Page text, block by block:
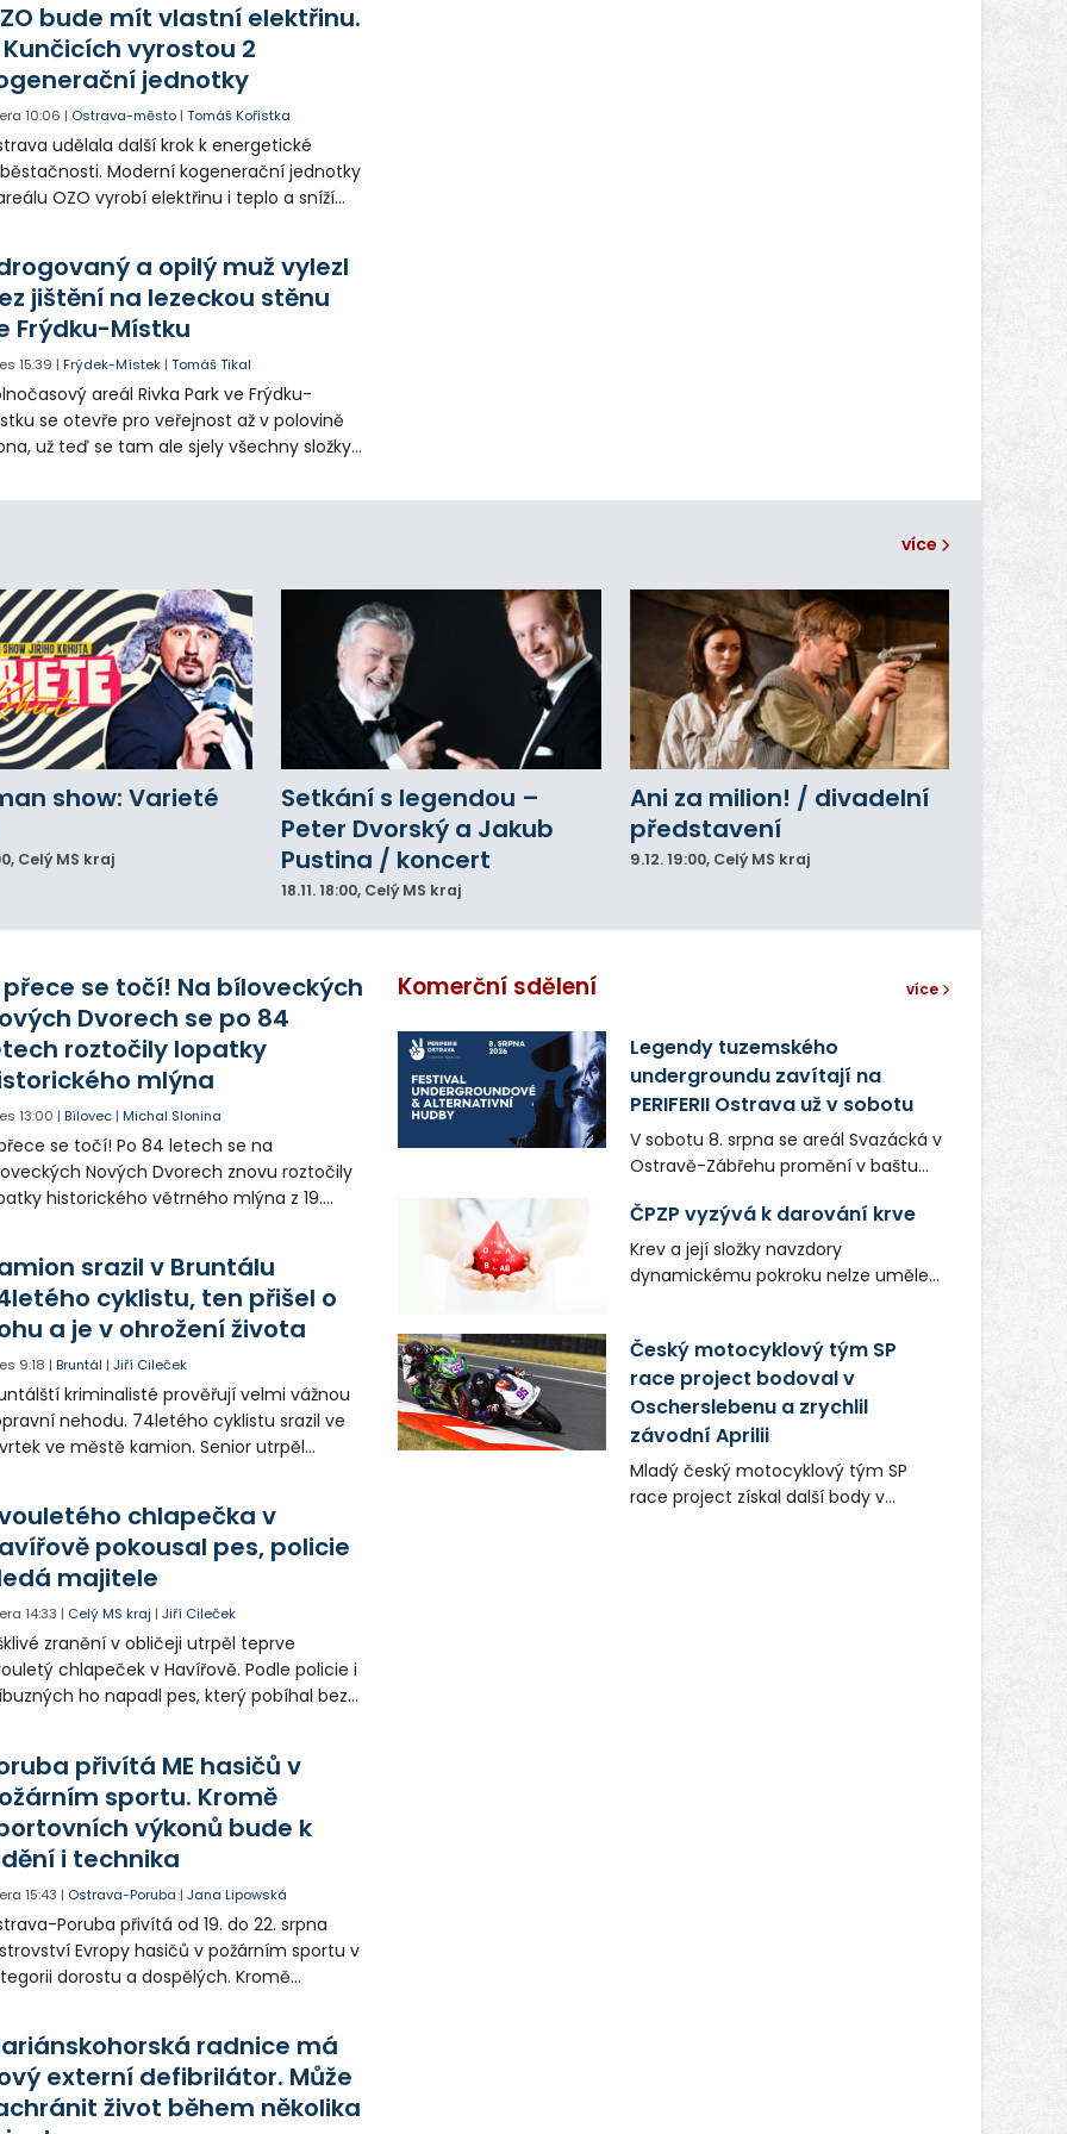
bude mít vlastní elektřinu.
Kunčicích vyrostou 2
jednotky
10:06 | Ostrava-město |Tomáš Kořistka
udělala další krok k energetické
Moderní kogenerační jednotky
OZO vyrobí elektřinu i teplo a sníží
a opilý muž vylezl
jištění na lezeckou stěnu
Frýdku-Místku
15:39 |Frýdek-Místek |Tomáš Tikal
areál Rivka Park ve Frýdku-
se otevře pro veřejnost až v polovině
už teď se tam ale sjely všechny složky
opilého muže pod vlivem drog do
více
show: Varieté
, Celý MS kraj
Setkání s legendou –
Peter Dvorský a Jakub
Pustina / koncert
18.11.18:00, Celý MS kraj
Ani za milion! / divadelní
představení
9.12. 19:00, Celý MS kraj
přece se točí! Na bíloveckých
Dvorech se po 84
roztočily lopatky
mlýna
13:00 |Bílovec |Michal Slonina
se točí! Po 84 letech se na
Nových Dvorech znovu roztočily
historického větrného mlýna z 19.
srazil v Bruntálu
cyklistu, ten přišel o
a je v ohrožení života
9:18 |Bruntál |Jiří Cileček
kriminalisté prověřují velmi vážnou
nehodu. 74letého cyklistu srazil ve
ve městě kamion. Senior utrpěl
letecky přepraven do nemocnice. Policie
případné svědky.chlapečka v
pokousal pes, policie
majitele
14:33 | Celý MS kraj |Jiří Cileček
zranění v obličeji utrpěl teprve
chlapeček v Havířově. Podle policie i
ho napadl pes, který pobíhal bez
Případem už se zabývá policie, která
psa hledá.
přivítá ME hasičů v
sportu. Kromě
výkonů bude k
i technika
15:43 | Ostrava-Poruba |Jana Lipowská
Poruba přivítá od 19. do 22. srpna
Evropy hasičů v požárním sportu v
dorostu a dospělých. Kromě
radnice má
externí defibrilátor. Může
život během několika
Komerční sdělení více
Legendy tuzemského
undergroundu zavítají na
PERIFERII Ostrava už v sobotu
V sobotu 8. srpna se areál Svazácká v
Ostravě-Zábřehu promění v baštu
hudby. Uskuteční se zde totiž první
ročník festivalu PERIFERIE Ostrava.
Brány areálu se otevřou půlhodinu po
Vstupenky v ceně 450 Kč jsou v
prodeji.
ČPZP vyzývá k darování krve
Krev a její složky navzdory
dynamickému pokroku nelze uměle
nenahraditelnou tělní tekutinu
neobejde. Naléhavá potřeba doplnit
krevní zásoby nastává vždy v létě,
kdy stoupá počet úrazů. Česká
průmyslová zdravotní pojišťovna
(ČPZP) apeluje na všechny, kteří se
těší dobrému zdraví, aby se stali
Český motocyklový tým SP
race project bodoval v
Oscherslebenu a zrychlil
závodní Aprilii
Mladý český motocyklový tým SP
race project získal další body v